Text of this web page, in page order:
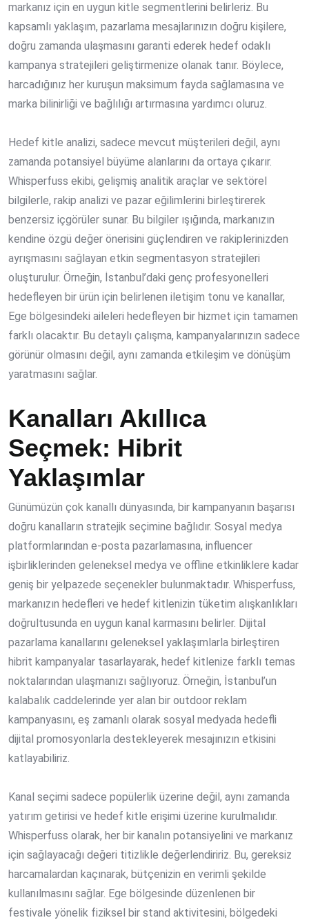
markanız için en uygun kitle segmentlerini belirleriz. Bu
kapsamlı yaklaşım, pazarlama mesajlarınızın doğru kişilere,
doğru zamanda ulaşmasını garanti ederek hedef odaklı
kampanya stratejileri geliştirmenize olanak tanır. Böylece,
harcadığınız her kuruşun maksimum fayda sağlamasına ve
marka bilinirliği ve bağlılığı artırmasına yardımcı oluruz.
Hedef kitle analizi, sadece mevcut müşterileri değil, aynı
zamanda potansiyel büyüme alanlarını da ortaya çıkarır.
Whisperfuss ekibi, gelişmiş analitik araçlar ve sektörel
bilgilerle, rakip analizi ve pazar eğilimlerini birleştirerek
benzersiz içgörüler sunar. Bu bilgiler ışığında, markanızın
kendine özgü değer önerisini güçlendiren ve rakiplerinizden
ayrışmasını sağlayan etkin segmentasyon stratejileri
oluşturulur. Örneğin, İstanbul’daki genç profesyonelleri
hedefleyen bir ürün için belirlenen iletişim tonu ve kanallar,
Ege bölgesindeki aileleri hedefleyen bir hizmet için tamamen
farklı olacaktır. Bu detaylı çalışma, kampanyalarınızın sadece
görünür olmasını değil, aynı zamanda etkileşim ve dönüşüm
yaratmasını sağlar.
Kanalları Akıllıca
Seçmek: Hibrit
Yaklaşımlar
Günümüzün çok kanallı dünyasında, bir kampanyanın başarısı
doğru kanalların stratejik seçimine bağlıdır. Sosyal medya
platformlarından e-posta pazarlamasına, influencer
işbirliklerinden geleneksel medya ve offline etkinliklere kadar
geniş bir yelpazede seçenekler bulunmaktadır. Whisperfuss,
markanızın hedefleri ve hedef kitlenizin tüketim alışkanlıkları
doğrultusunda en uygun kanal karmasını belirler. Dijital
pazarlama kanallarını geleneksel yaklaşımlarla birleştiren
hibrit kampanyalar tasarlayarak, hedef kitlenize farklı temas
noktalarından ulaşmanızı sağlıyoruz. Örneğin, İstanbul’un
kalabalık caddelerinde yer alan bir outdoor reklam
kampanyasını, eş zamanlı olarak sosyal medyada hedefli
dijital promosyonlarla destekleyerek mesajınızın etkisini
katlayabiliriz.
Kanal seçimi sadece popülerlik üzerine değil, aynı zamanda
yatırım getirisi ve hedef kitle erişimi üzerine kurulmalıdır.
Whisperfuss olarak, her bir kanalın potansiyelini ve markanız
için sağlayacağı değeri titizlikle değerlendiririz. Bu, gereksiz
harcamalardan kaçınarak, bütçenizin en verimli şekilde
kullanılmasını sağlar. Ege bölgesinde düzenlenen bir
festivale yönelik fiziksel bir stand aktivitesini, bölgedeki